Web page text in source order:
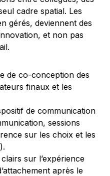
cadre spatial. Les
gérés, deviennent des
et non pas
de co-conception des
finaux et les
de communication
sessions
sur les choix et les
sur l’expérience
après le